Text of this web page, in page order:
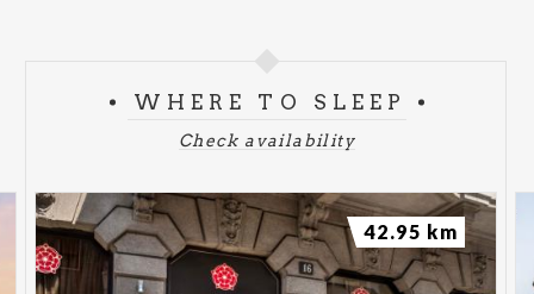
WHERE TO SLEEP
Check availability
42.95 km